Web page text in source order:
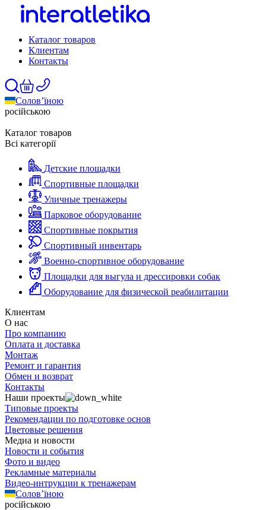
Каталог товаров
Клиентам
Контакты
Солов’їною
російською
Каталог товаров
Всі категорії
Детские площадки
Спортивные площадки
Уличные тренажеры
Парковое оборудование
Спортивные покрытия
Спортивный инвентарь
Военно-спортивное оборудование
Площадки для выгула и дрессировки собак
Оборудование для физической реабилитации
Клиентам
О нас
Про компанию
Оплата и доставка
Монтаж
Ремонт и гарантия
Обмен и возврат
Контакты
Наши проекты
Типовые проекты
Рекомендации по подготовке основ
Цветовые решения
Медиа и новости
Новости и события
Фото и видео
Рекламные материалы
Видео-интрукции к тренажерам
Солов’їною
російською